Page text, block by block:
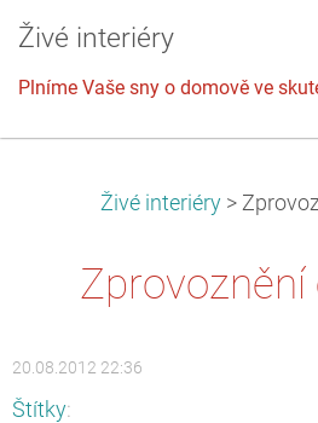
Živé interiéry
Plníme Vaše sny o domově ve
Živé interiéry >
Zprovoznění
20.08.2012 22:36
Štítky: